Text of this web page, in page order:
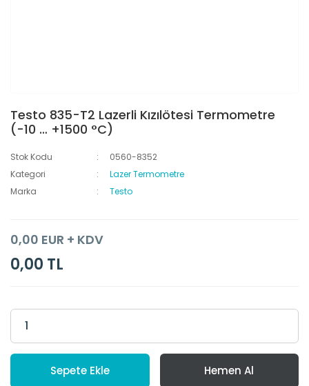
Testo 835-T2 Lazerli Kızılötesi Termometre
(-10 … +1500 °C)
Stok Kodu
0560-8352
Kategori
Lazer Termometre
Marka
Testo
0,00 EUR + KDV
0,00 TL
Sepete Ekle Hemen Al